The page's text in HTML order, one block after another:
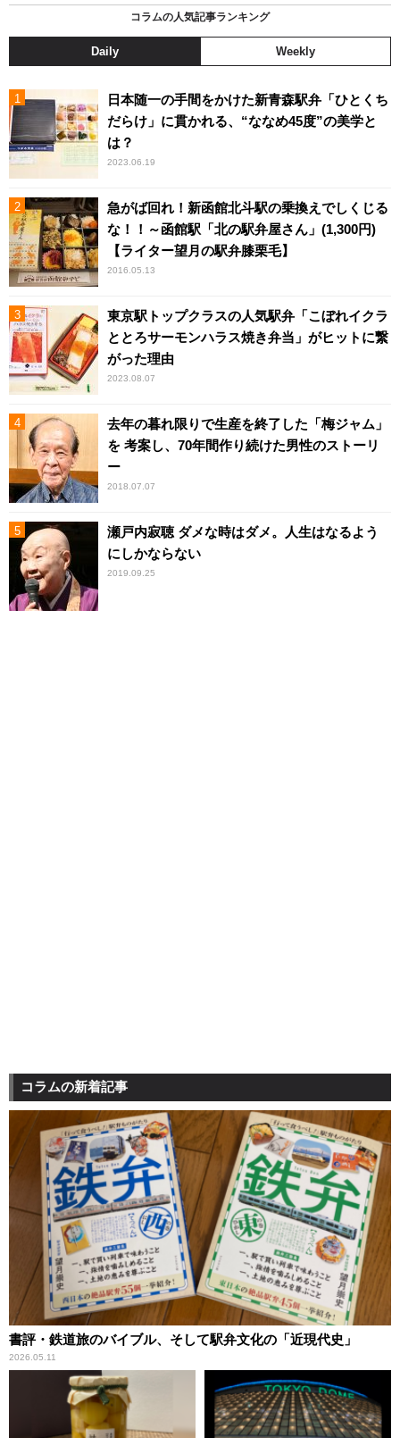
コラムの人気記事ランキング
Daily Weekly
日本随一の手間をかけた新青森駅弁「ひとくち
だらけ」に貫かれる、“ななめ45度”の美学と
は？
2023.06.19
急がば回れ！新函館北斗駅の乗換えでしくじる
な！！～函館駅「北の駅弁屋さん」(1,300円)
【ライター望月の駅弁膝栗毛】
2016.05.13
東京駅トップクラスの人気駅弁「こぼれイクラ
ととろサーモンハラス焼き弁当」がヒットに繋
がった理由
2023.08.07
去年の暮れ限りで生産を終了した「梅ジャム」
を 考案し、70年間作り続けた男性のストーリ
ー
2018.07.07
瀬戸内寂聴 ダメな時はダメ。人生はなるよう
にしかならない
2019.09.25
コラムの新着記事
書評・鉄道旅のバイブル、そして駅弁文化の「近現代史」
2026.05.11